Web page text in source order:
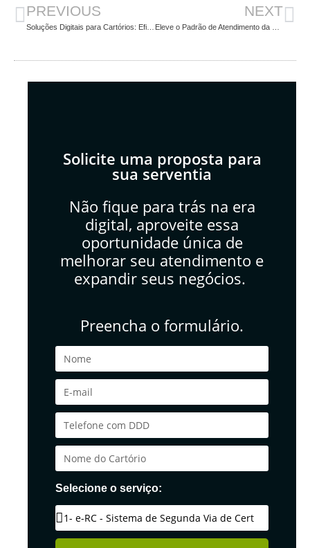
PREVIOUS NEXT
Solicite uma proposta para
sua serventia
Não fique para trás na era
digital, aproveite essa
oportunidade única de
melhorar seu atendimento e
expandir seus negócios.
Preencha o formulário.
Selecione o serviço: